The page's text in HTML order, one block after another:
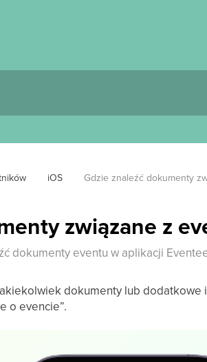
iOS Gdzie znaleźć dokumenty
związane z
dokumenty eventu w aplikacji
dokumenty lub dodatkowe
o evencie”.